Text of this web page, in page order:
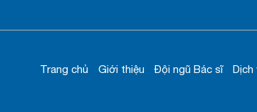
Trang chủ Giới thiệu Đội ngũ Bác sĩ Dịch